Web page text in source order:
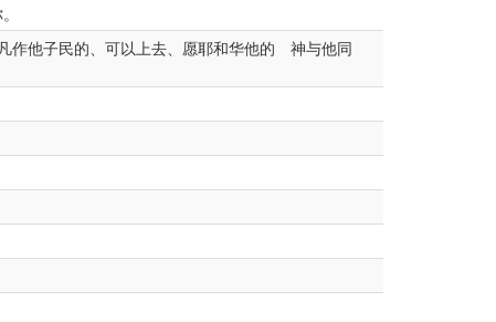
作他子民的、可以上去、愿耶和华他的 神与他同